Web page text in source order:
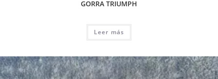
GORRA TRIUMPH
Leer más